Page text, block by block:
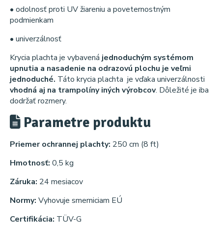
• odolnosť proti UV žiareniu a poveternostným
podmienkam
• univerzálnosť
Krycia plachta je vybavená jednoduchým systémom
upnutia a nasadenie na odrazovú plochu je veľmi
jednoduché. Táto krycia plachta je vďaka univerzálnosti
vhodná aj na trampolíny iných výrobcov. Dôležité je iba
dodržať rozmery.
Parametre produktu
Priemer ochrannej plachty: 250 cm (8 ft)
Hmotnosť: 0,5 kg
Záruka: 24 mesiacov
Normy: Vyhovuje smerniciam EÚ
Certifikácia: TÜV-G